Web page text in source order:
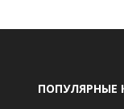
ПОПУЛЯРНЫЕ